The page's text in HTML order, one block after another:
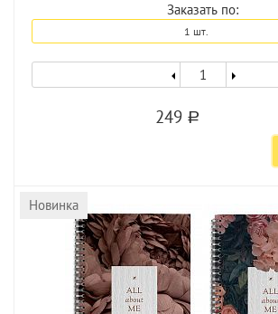
Заказать по:
1 шт.
249 a
Новинка